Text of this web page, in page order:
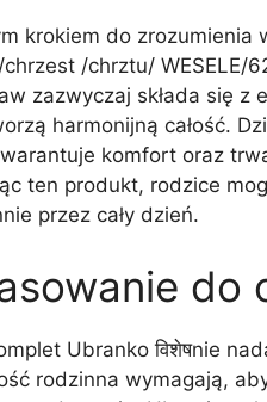
krokiem do zrozumienia
/chrztu/ WESELE/
zazwyczaj składa się z
harmonijną całość.
komfort oraz
ten produkt, rodzice
przez cały dzień.
do
Ubranko विशेषnie
rodzinna wymagają,